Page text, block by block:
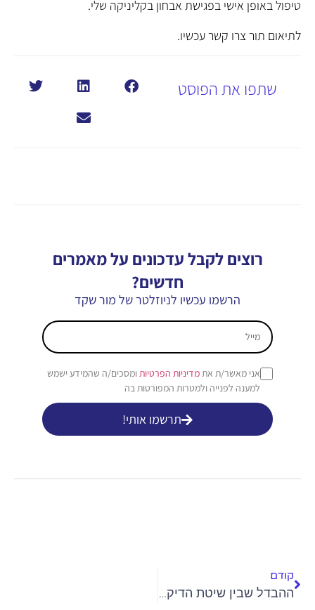
טיפול באופן אישי בפגישת אבחון בקליניקה שלי.
לתיאום תור צרו קשר עכשיו.
שתפו את הפוסט
רוצים לקבל עדכונים על מאמרים
חדשים?
הרשמו עכשיו לניוזלטר של מור שקד
אני מאשר/ת אתמדיניות הפרטיות ומסכים/ה שהמידע ישמש
למענה לפנייה ולמטרות המפורטות בה
תרשמו אותי!
קודם
ההבדל שבין שיטת הדיקור הסיני לשיטת הדיקור היבש